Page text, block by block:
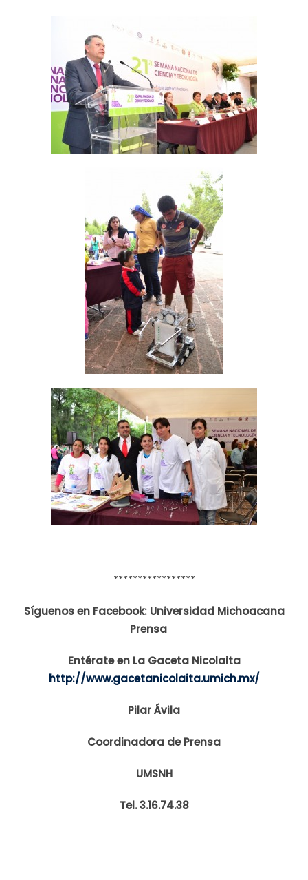
*****************
Síguenos en Facebook: Universidad Michoacana
Prensa
Entérate en La Gaceta Nicolaita
http://www.gacetanicolaita.umich.mx/
Pilar Ávila
Coordinadora de Prensa
UMSNH
Tel. 3.16.74.38